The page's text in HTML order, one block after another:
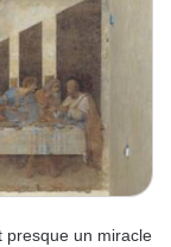
presque un miracle